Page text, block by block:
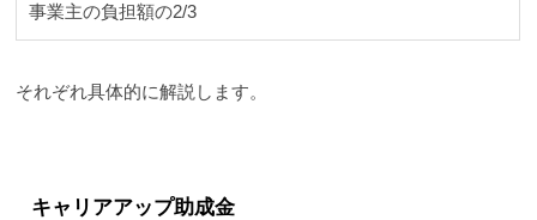
事業主の負担額の2/3
それぞれ具体的に解説します。
キャリアアップ助成金